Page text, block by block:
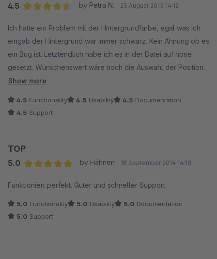
4.5
by Petra N. 23 August 2015 14:12
Ich hatte ein Problem mit der Hintergrundfarbe, egal was ich
eingab der Hintergrund war immer schwarz. Kein Ahnung ob es
ein Bug ist. Letztendlich habe ich es in der Datei auf none
gesetzt. Wünschenswert wäre noch die Auswahl der Position
des Textes ob links, rechts oder zentriert. Je nach dem was
richtige Stelle zu bringen.
Show more
4.5 Functionality 4.5 Usability 4.5 Documentation
4.5 Support
TOP
5.0
by Hähnen 18 September 2014 14:18
Funktioniert perfekt. Guter und schneller Support.
5.0 Functionality 5.0 Usability 5.0 Documentation
5.0 Support